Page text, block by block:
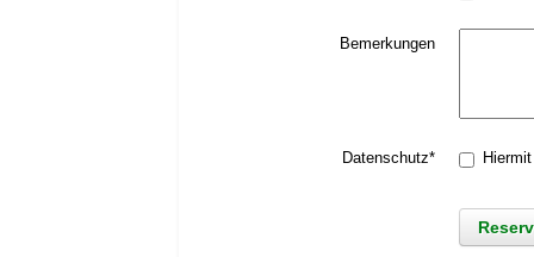
Bemerkungen
Datenschutz*